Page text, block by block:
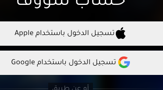
تسجيل الدخول باستخدام Apple
تسجيل الدخول باستخدام Google